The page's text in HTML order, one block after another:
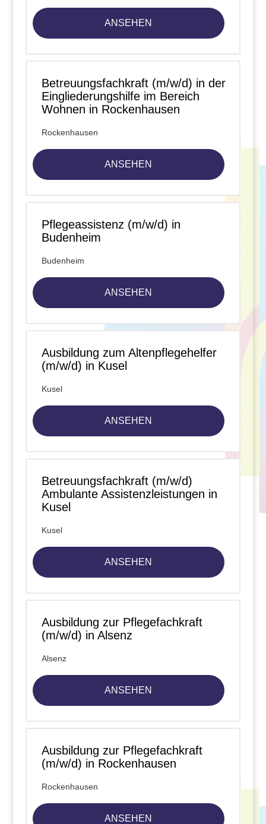
ANSEHEN
Betreuungsfachkraft (m/w/d) in der
Eingliederungshilfe im Bereich
Wohnen in Rockenhausen
Rockenhausen
ANSEHEN
Pflegeassistenz (m/w/d) in
Budenheim
Budenheim
ANSEHEN
Ausbildung zum Altenpflegehelfer
(m/w/d) in Kusel
Kusel
ANSEHEN
Betreuungsfachkraft (m/w/d)
Ambulante Assistenzleistungen in
Kusel
Kusel
ANSEHEN
Ausbildung zur Pflegefachkraft
(m/w/d) in Alsenz
Alsenz
ANSEHEN
Ausbildung zur Pflegefachkraft
(m/w/d) in Rockenhausen
Rockenhausen
ANSEHEN